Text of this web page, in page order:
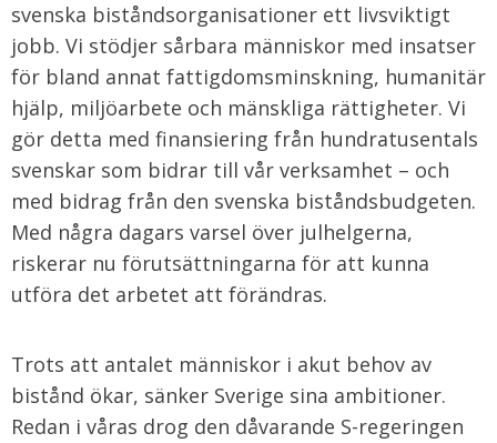
svenska biståndsorganisationer ett livsviktigt
jobb. Vi stödjer sårbara människor med insatser
för bland annat fattigdomsminskning, humanitär
hjälp, miljöarbete och mänskliga rättigheter. Vi
gör detta med finansiering från hundratusentals
svenskar som bidrar till vår verksamhet – och
med bidrag från den svenska biståndsbudgeten.
Med några dagars varsel över julhelgerna,
riskerar nu förutsättningarna för att kunna
utföra det arbetet att förändras.
Trots att antalet människor i akut behov av
bistånd ökar, sänker Sverige sina ambitioner.
Redan i våras drog den dåvarande S-regeringen